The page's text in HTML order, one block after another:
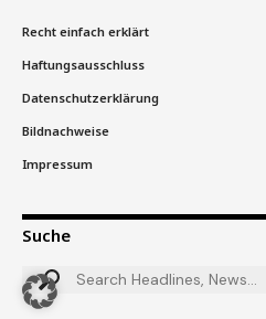
Recht einfach erklärt
Haftungsausschluss
Datenschutzerklärung
Bildnachweise
Impressum
Suche